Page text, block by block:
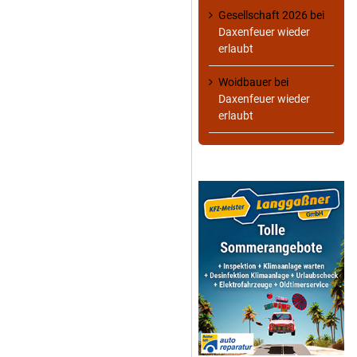
Gesellschaft 2026 bei
Daxenfeuer wieder
erlaubt
Woidbauer bei
Daxenfeuer wieder
erlaubt